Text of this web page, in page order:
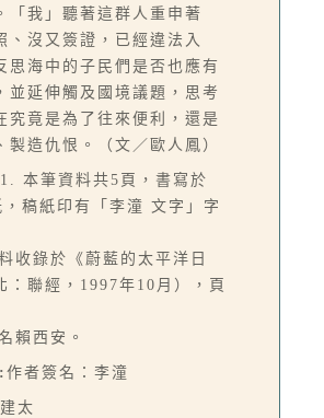
「我」聽著這群人重申著
、沒又簽證，已經違法入
思海中的子民們是否也應有
並延伸觸及國境議題，思考
究竟是為了往來便利，還是
製造仇恨。（文／歐人鳳）
1. 本筆資料共5頁，書寫於
稿紙印有「李潼 文字」字
收錄於《蔚藍的太平洋日
：聯經，1997年10月），頁
賴西安。
作者簽名：李潼
太